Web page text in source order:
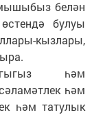
белән
булуы
кызлары,
һәм
һәм
һәм татулык